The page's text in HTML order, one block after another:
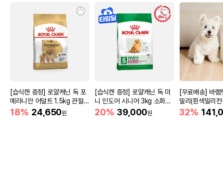
[습식캔 증정] 로얄캐닌 독 포
메라니안 어덜트 1.5kg 관절건
강
18% 24,650원
[습식캔 증정] 로얄캐닌 독 미
니 인도어 시니어 3kg 소화도
움
20% 39,000원
[무료배송] 바램
밀리(흰색밀리
함)
32%